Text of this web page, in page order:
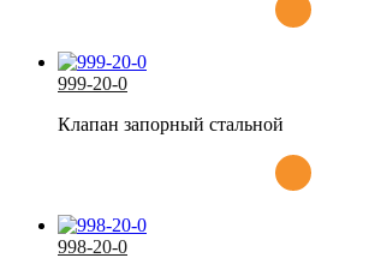
999-20-0
Клапан запорный стальной
998-20-0